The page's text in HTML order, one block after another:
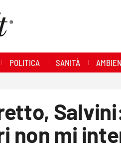
POLITICA SANITÀ
non mi